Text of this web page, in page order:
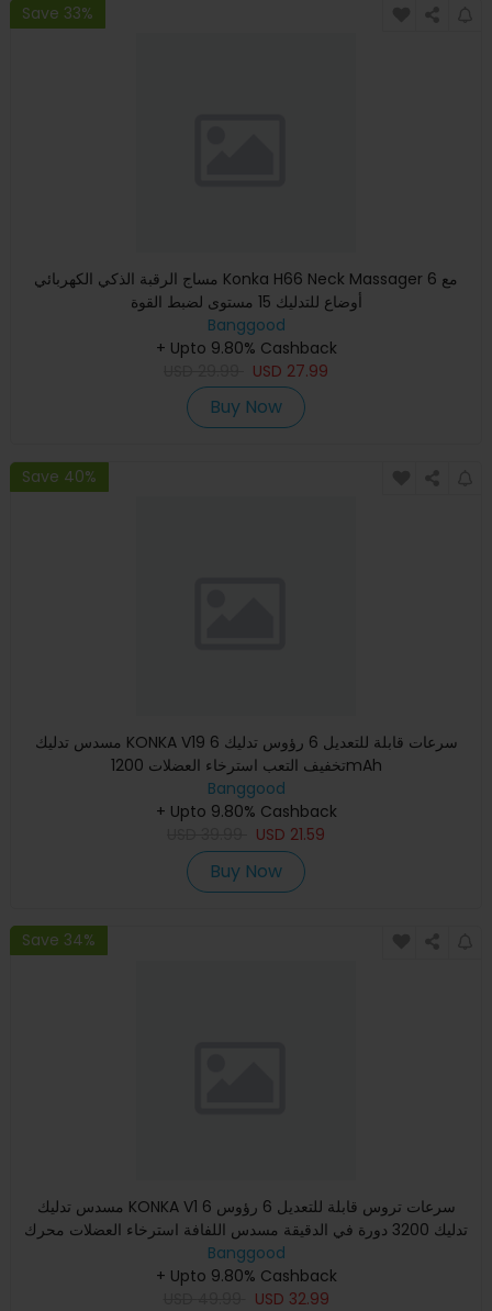
Save 33%
مساج الرقبة الذكي الكهربائي Konka H66 Neck Massager مع 6
أوضاع للتدليك 15 مستوى لضبط القوة
Banggood
+ Upto 9.80% Cashback
USD 27.99
Buy Now
Save 40%
مسدس تدليك KONKA V19 6 سرعات قابلة للتعديل 6 رؤوس تدليك
تخفيف التعب استرخاء العضلات 1200mAh
Banggood
+ Upto 9.80% Cashback
USD 21.59
Buy Now
Save 34%
مسدس تدليك KONKA V1 6 سرعات تروس قابلة للتعديل 6 رؤوس
تدليك 3200 دورة في الدقيقة مسدس اللفافة استرخاء العضلات محرك
مدهون
Banggood
+ Upto 9.80% Cashback
USD 32.99